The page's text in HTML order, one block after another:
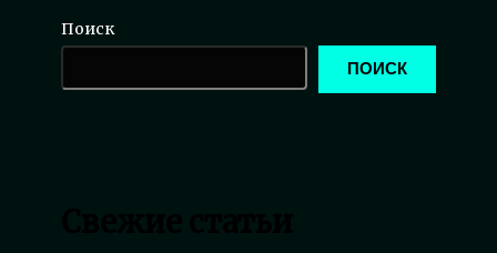
Поиск
ПОИСК